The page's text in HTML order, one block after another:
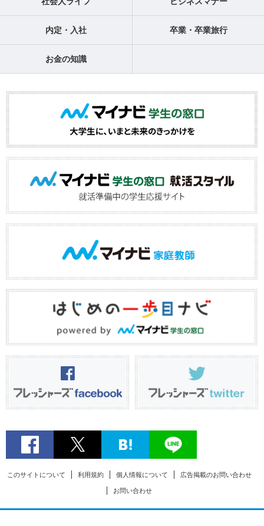
内定・入社 卒業・卒業旅行
お金の知識
このサイトについて 利用規約 個人情報について 広告掲載のお問い合わせ
お問い合わせ